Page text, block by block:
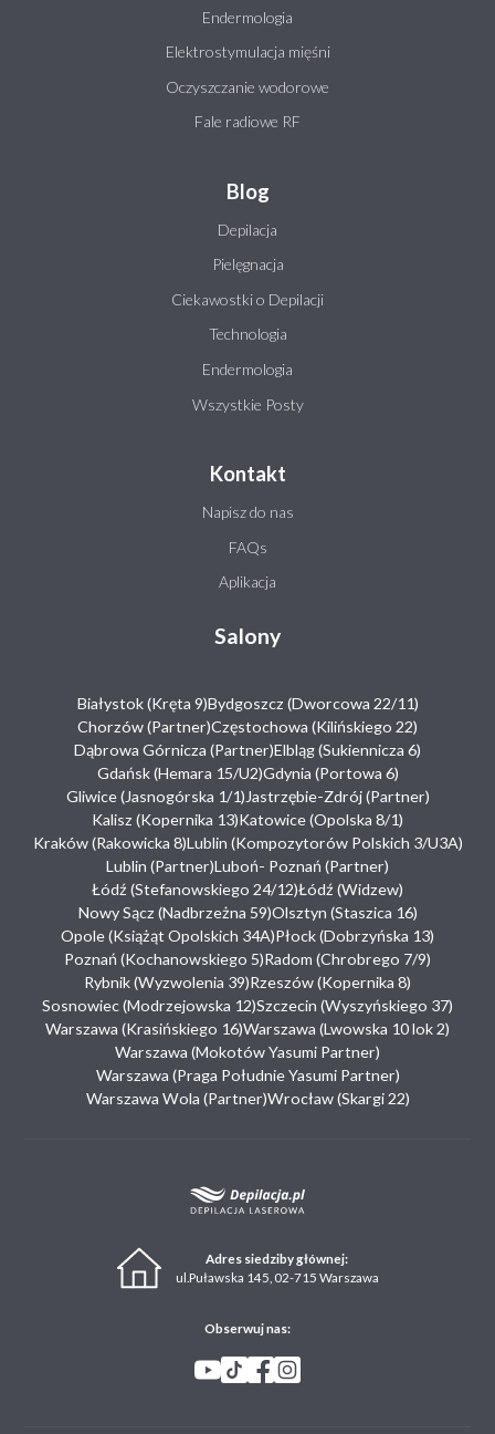
Endermologia
Elektrostymulacja mięśni
Oczyszczanie wodorowe
Fale radiowe RF
Blog
Depilacja
Pielęgnacja
Ciekawostki o Depilacji
Technologia
Endermologia
Wszystkie Posty
Kontakt
Napisz do nas
FAQs
Aplikacja
Salony
Białystok (Kręta 9)Bydgoszcz (Dworcowa 22/11)
Chorzów (Partner)Częstochowa (Kilińskiego 22)
Dąbrowa Górnicza (Partner)Elbląg (Sukiennicza 6)
Gdańsk (Hemara 15/U2)Gdynia (Portowa 6)
Gliwice (Jasnogórska 1/1) Jastrzębie-Zdrój (Partner)
Kalisz (Kopernika 13)Katowice (Opolska 8/1)
Kraków (Rakowicka 8)Lublin (Kompozytorów Polskich 3/U3A)
Lublin (Partner)Luboń- Poznań (Partner)
Łódź (Stefanowskiego 24/12)Łódź (Widzew)
Nowy Sącz (Nadbrzeżna 59)Olsztyn (Staszica 16)
Opole (Książąt Opolskich 34A)Płock (Dobrzyńska 13)
Poznań (Kochanowskiego 5)Radom (Chrobrego 7/9)
Rybnik (Wyzwolenia 39)Rzeszów (Kopernika 8)
Sosnowiec (Modrzejowska 12)Szczecin (Wyszyńskiego 37)
Warszawa (Krasińskiego 16)Warszawa (Lwowska 10 lok 2)
Warszawa (Mokotów Yasumi Partner)
Warszawa (Praga Południe Yasumi Partner)
Warszawa Wola (Partner)Wrocław (Skargi 22)
Adres siedziby głównej:
ul.Puławska 145, 02-715 Warszawa
Obserwuj nas: